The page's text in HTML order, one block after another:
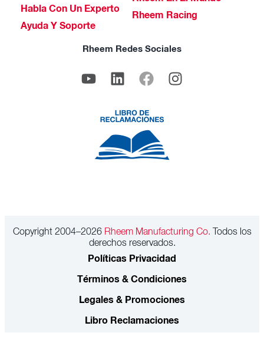
Habla Con Un Experto
Ayuda Y Soporte
Rheem Racing
Rheem Redes Sociales
Copyright 2004–2026Rheem Manufacturing Co. Todos los
derechos reservados.
Políticas Privacidad
Términos & Condiciones
Legales & Promociones
Libro Reclamaciones